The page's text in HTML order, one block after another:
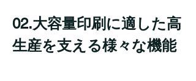
02.大容量印刷に適した高
生産を支える様々な機能